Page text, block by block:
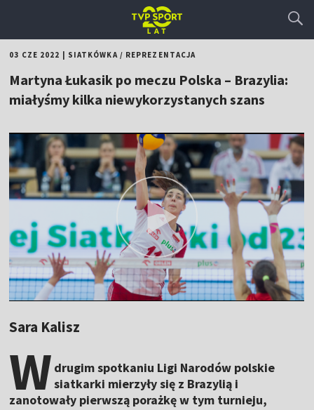
03 CZE 2022 SIATKÓWKA/ REPREZENTACJA
Martyna Łukasik po meczu Polska – Brazylia:
miałyśmy kilka niewykorzystanych szans
Sara Kalisz
W drugim spotkaniu Ligi Narodów polskie
siatkarki mierzyły się z Brazylią i
zanotowały pierwszą porażkę w tym turnieju,